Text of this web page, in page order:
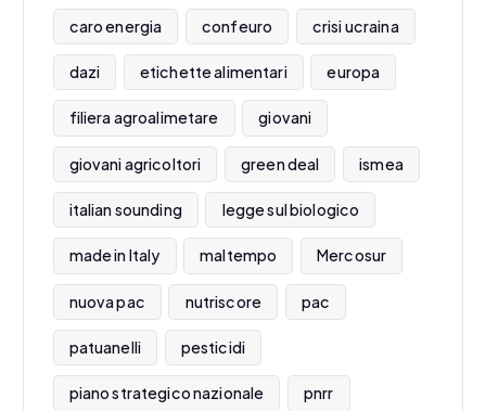
caro energia confeuro crisi ucraina
dazi etichette alimentari europa
filiera agroalimetare giovani
giovani agricoltori green deal ismea
italian sounding legge sul biologico
made in Italy maltempo Mercosur
nuova pac nutriscore pac
patuanelli pesticidi
piano strategico nazionale pnrr